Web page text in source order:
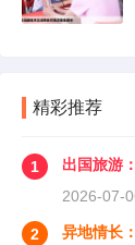
精彩推荐
1
出国旅游
2026-07-
2
异地情长